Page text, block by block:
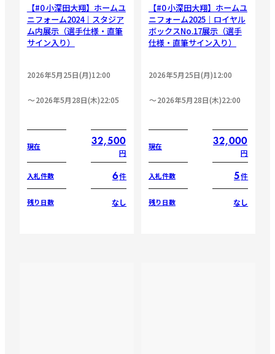
【#0 小深田大翔】ホームユ
ニフォーム2024｜スタジア
ム内展示（選手仕様・直筆
サイン入り）
2026年5月25日(月)12:00
2026年5月28日(木)22:05
現在 32,500
円
入札件数 6件
残り日数 なし
【#0 小深田大翔】ホームユ
ニフォーム2025｜ロイヤル
ボックスNo.17展示（選手
仕様・直筆サイン入り）
2026年5月25日(月)12:00
2026年5月28日(木)22:00
現在 32,000
円
入札件数 5件
残り日数 なし